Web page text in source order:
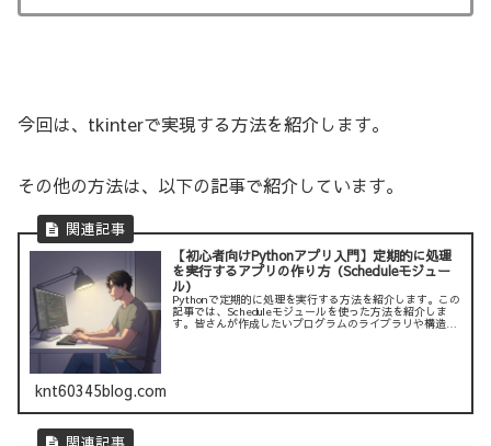
今回は、tkinterで実現する方法を紹介します。
その他の方法は、以下の記事で紹介しています。
【初心者向けPythonアプリ入門】定期的に処理
を実行するアプリの作り方（Scheduleモジュー
ル）
Pythonで定期的に処理を実行する方法を紹介します。この
記事では、Scheduleモジュールを使った方法を紹介しま
す。皆さんが作成したいプログラムのライブラリや構造に
knt60345blog.com